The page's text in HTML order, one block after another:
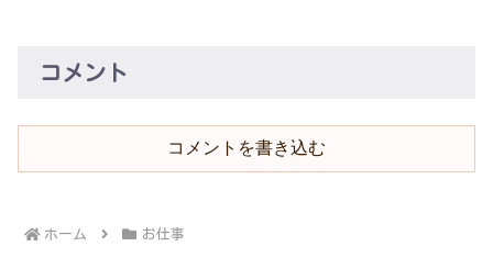
コメント
コメントを書き込む
ホーム お仕事